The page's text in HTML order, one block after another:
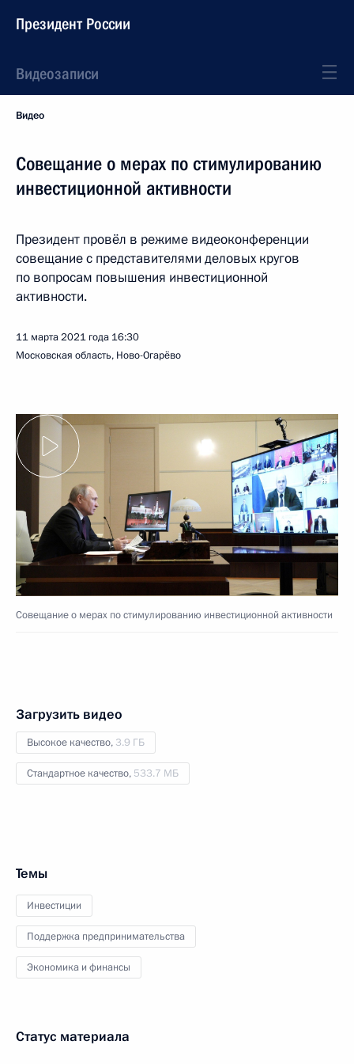
Президент России
Видеозаписи
Видео
Совещание о мерах по стимулированию
инвестиционной активности
Президент провёл в режиме видеоконференции
совещание с представителями деловых кругов
по вопросам повышения инвестиционной
активности.
11 марта 2021 года 16:30
Московская область, Ново-Огарёво
Совещание о мерах по стимулированию инвестиционной активности
Загрузить видео
Высокое качество, 3.9 ГБ
Стандартное качество, 533.7 МБ
Темы
Инвестиции
Поддержка предпринимательства
Экономика и финансы
Статус материала